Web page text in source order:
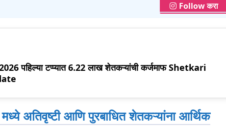
Follow करा
पहिल्या टप्प्यात 6.22 लाख शेतकऱ्यांची कर्जमाफ Shetkari
अतिवृष्टी आणि पुरबाधित शेतकऱ्यांना आर्थिक